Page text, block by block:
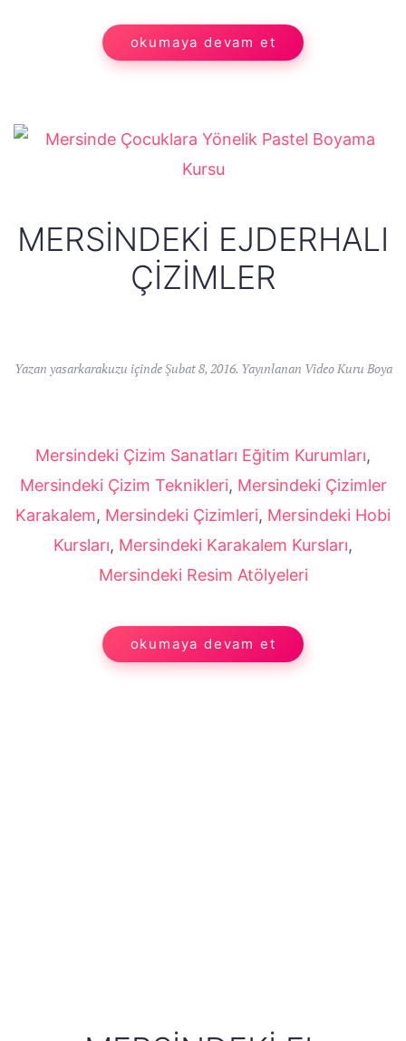
okumaya devam et
MERSINDEKI EJDERHALI
ÇIZIMLER
Yazan yasarkarakuzu içindeŞubat 8, 2016. Yayınlanan Video Kuru Boya
Mersindeki Çizim Sanatları Eğitim Kurumları,
Mersindeki Çizim Teknikleri, Mersindeki Çizimler
Karakalem, Mersindeki Çizimleri, Mersindeki Hobi
Kursları, Mersindeki Karakalem Kursları,
Mersindeki Resim Atölyeleri
okumaya devam et